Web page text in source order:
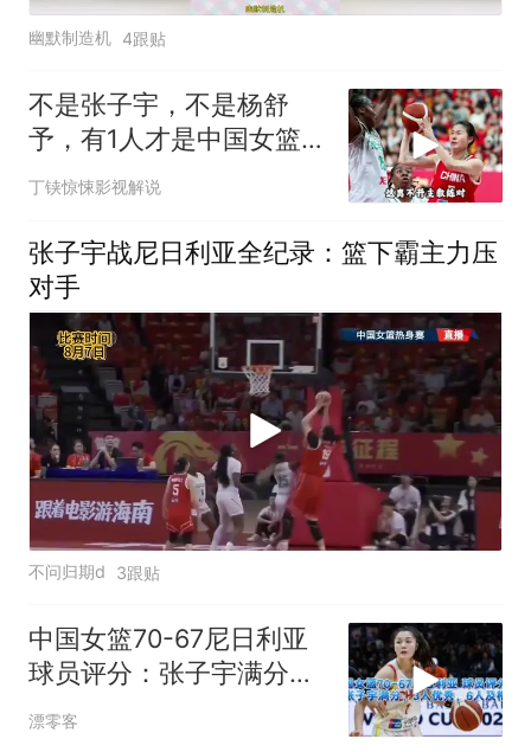
幽默制造机 4跟贴
不是张子宇，不是杨舒
予，有1人才是中国女篮险
胜的头号功臣
丁铗惊悚影视解说
张子宇战尼日利亚全纪录：篮下霸主力压
对手
不问归期d 3跟贴
中国女篮70-67尼日利亚
球员评分：张子宇满分，
3人优秀，6人及格
漂零客